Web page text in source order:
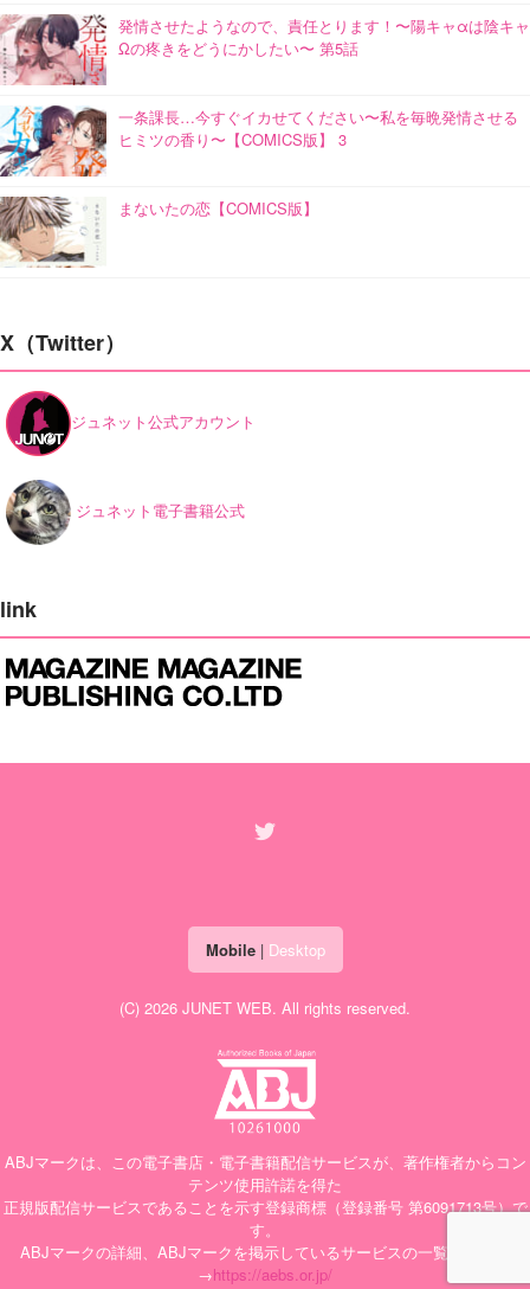
発情させたようなので、責任とります！〜陽キャαは陰キャ
Ωの疼きをどうにかしたい〜 第5話
一条課長…今すぐイカせてください〜私を毎晩発情させる
ヒミツの香り〜【COMICS版】 3
まないたの恋【COMICS版】
X（Twitter）
ジュネット公式アカウント
ジュネット電子書籍公式
link
Mobile| Desktop
(C) 2026 JUNET WEB. All rights reserved.
ABJマークは、この電子書店・電子書籍配信サービスが、著作権者からコン
テンツ使用許諾を得た
正規版配信サービスであることを示す登録商標（登録番号 第6091713号）で
す。
ABJマークの詳細、ABJマークを掲示しているサービスの一覧はこちら
→https://aebs.or.jp/